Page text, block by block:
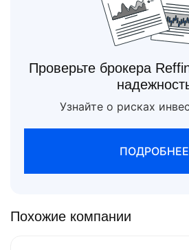
Проверьте брокера
Узнайте о рисках
ПОДРОБНЕЕ
Похожие компании